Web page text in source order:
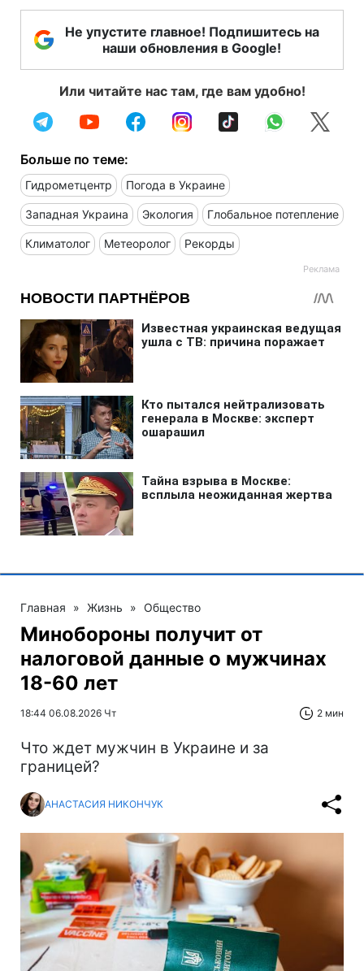
Не упустите главное! Подпишитесь на
наши обновления в Google!
Или читайте нас там, где вам удобно!
Больше по теме:
Гидрометцентр Погода в Украине
Западная Украина Экология Глобальное потепление
Климатолог Метеоролог Рекорды
Главная » Жизнь » Общество
Минобороны получит от
налоговой данные о мужчинах
18-60 лет
18:44 06.08.2026 Чт 2 мин
Что ждет мужчин в Украине и за
границей?
АНАСТАСИЯ НИКОНЧУК